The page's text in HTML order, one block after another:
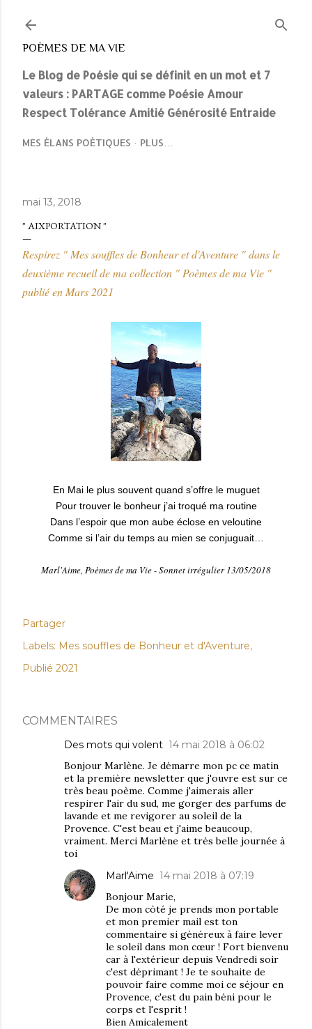
POÈMES DE MA VIE
Le Blog de Poésie qui se définit en un mot et 7
valeurs : PARTAGE comme Poésie Amour
Respect Tolérance Amitié Générosité Entraide
MES ÉLANS POÉTIQUES PLUS…
mai 13, 2018
" AIXPORTATION "
Respirez " Mes souffles de Bonheur et d'Aventure " dans le
deuxième recueil de ma collection " Poèmes de ma Vie "
publié en Mars 2021
En Mai le plus souvent quand s’offre le muguet
Pour trouver le bonheur j’ai troqué ma routine
Dans l’espoir que mon aube éclose en veloutine
Comme si l’air du temps au mien se conjuguait…
Marl'Aime, Poèmes de ma Vie - Sonnet irrégulier 13/05/2018
Partager
Labels: Mes souffles de Bonheur et d'Aventure
Publié 2021
COMMENTAIRES
Des mots qui volent 14 mai 2018 à 06:02
Bonjour Marlène. Je démarre mon pc ce matin
et la première newsletter que j'ouvre est sur ce
très beau poème. Comme j'aimerais aller
respirer l'air du sud, me gorger des parfums de
lavande et me revigorer au soleil de la
Provence. C'est beau et j'aime beaucoup,
vraiment. Merci Marlène et très belle journée à
toi
Marl'Aime 14 mai 2018 à 07:19
Bonjour Marie,
De mon còté je prends mon portable
et mon premier mail est ton
commentaire si généreux à faire lever
le soleil dans mon cœur ! Fort bienvenu
car à l'extérieur depuis Vendredi soir
c'est déprimant ! Je te souhaite de
pouvoir faire comme moi ce séjour en
Provence, c'est du pain béni pour le
corps et l'esprit !
Bien Amicalement